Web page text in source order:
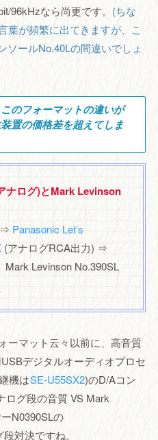
96kHzなら尚更です。 (ちな
葉が頻繁に出てきますが、こ
ソールNo.40Lの間違いでしょ
のフォーマットの違いが
置の価格差を超えてしま
ナログ)とMark Levinson
⇒ Panasonic Let’s
(アナログRCA出力) ⇒
Mark Levinson No.390SL
ーマット云々以前に、高音質
デジタルオーディオプロセ
機はSE-U55SX2)のD/Aコン
ログ段の音質 VS Mark
N0390SLの
対決ですね。